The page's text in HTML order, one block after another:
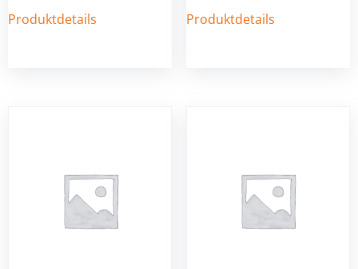
Produktdetails
Produktdetails